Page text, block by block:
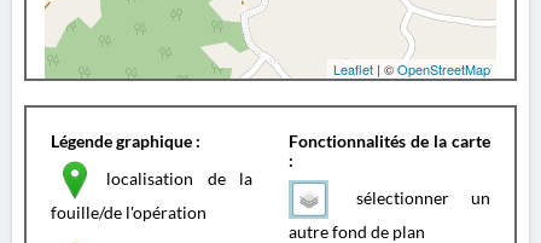
Leaflet | ©OpenStreetMap
Légende graphique :
localisation de la
fouille/de l'opération
Fonctionnalités de la carte
:
sélectionner un
autre fond de plan